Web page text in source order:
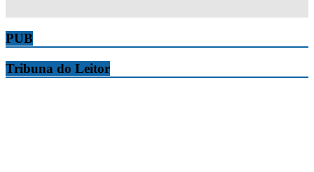
PUB
Tribuna do Leitor